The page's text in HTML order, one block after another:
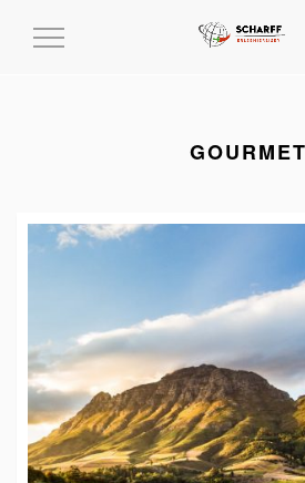
MENÜ
GOURMET